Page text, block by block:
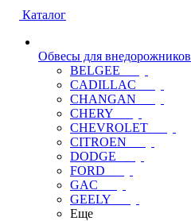
Каталог
Обвесы для внедорожников
BELGEE
CADILLAC
CHANGAN
CHERY
CHEVROLET
CITROEN
DODGE
FORD
GAC
GEELY
Еще